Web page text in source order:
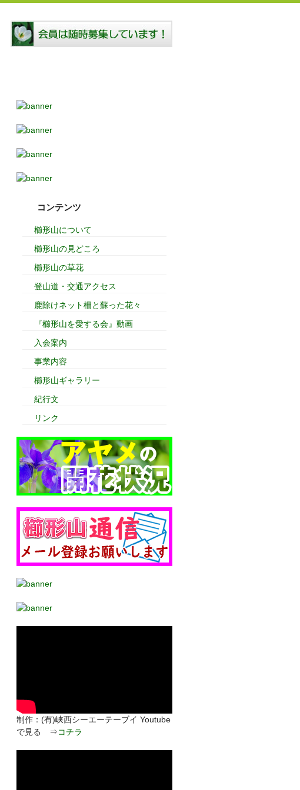
コンテンツ
櫛形山について
櫛形山の見どころ
櫛形山の草花
登山道・交通アクセス
鹿除けネット柵と蘇った花々
『櫛形山を愛する会』動画
入会案内
事業内容
櫛形山ギャラリー
紀行文
リンク
制作：(有)峡西シーエーテーブイ Youtube
で見る ⇒コチラ